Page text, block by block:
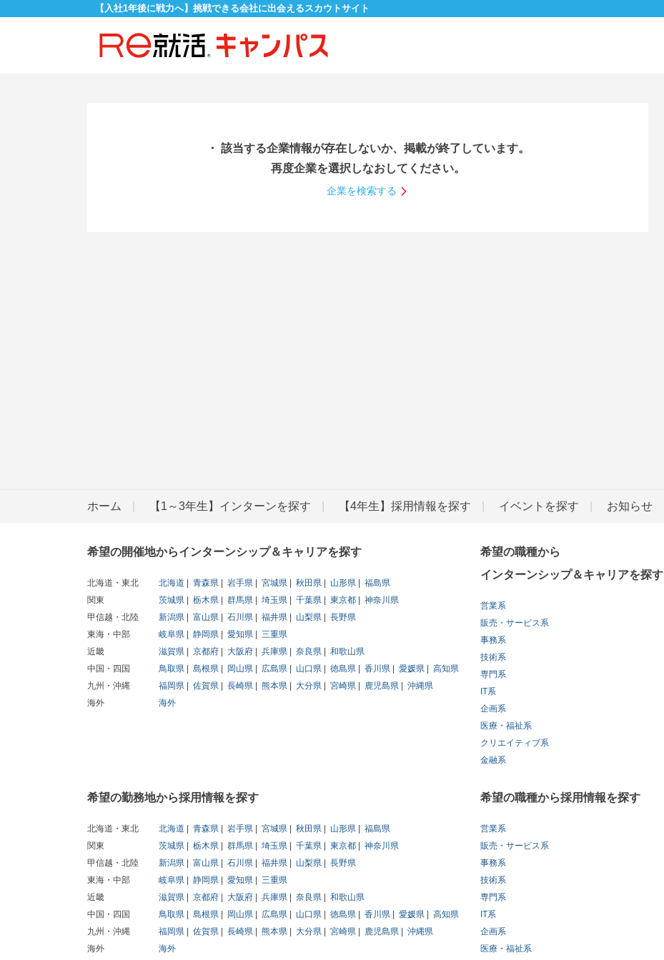
【入社1年後に戦力へ】挑戦できる会社に出会えるスカウトサイト
・ 該当する企業情報が存在しないか、掲載が終了しています。
再度企業を選択しなおしてください。
企業を検索する
ホーム 【1～3年生】インターンを探す 【4年生】採用情報を探す イベントを探す お知らせ
希望の開催地からインターンシップ＆キャリアを探す
北海道・東北 北海道 青森県 岩手県 宮城県 秋田県 山形県
福島県
関東
茨城県 栃木県 群馬県 埼玉県 千葉県 東京都
神奈川県
甲信越・北陸
新潟県 富山県 石川県 福井県 山梨県
長野県
東海・中部
岐阜県 静岡県 愛知県
三重県
近畿
滋賀県 京都府 大阪府 兵庫県 奈良県
和歌山県
中国・四国
鳥取県 島根県 岡山県 広島県 山口県 徳島県 香川県 愛媛県
高知県
九州・沖縄
福岡県 佐賀県 長崎県 熊本県 大分県 宮崎県 鹿児島県
沖縄県
海外
海外
希望の職種から
インターンシップ＆キャリアを探す
営業系
販売・サービス系
事務系
技術系
専門系
IT系
企画系
医療・福祉系
クリエイティブ系
金融系
希望の勤務地から採用情報を探す
北海道・東北 北海道 青森県 岩手県 宮城県 秋田県 山形県
福島県
関東
茨城県 栃木県 群馬県 埼玉県 千葉県 東京都
神奈川県
甲信越・北陸
新潟県 富山県 石川県 福井県 山梨県
長野県
東海・中部
岐阜県 静岡県 愛知県
三重県
近畿
滋賀県 京都府 大阪府 兵庫県 奈良県
和歌山県
中国・四国
鳥取県 島根県 岡山県 広島県 山口県 徳島県 香川県 愛媛県
高知県
九州・沖縄
福岡県 佐賀県 長崎県 熊本県 大分県 宮崎県 鹿児島県
沖縄県
海外
海外
希望の職種から採用情報を探す
営業系
販売・サービス系
事務系
技術系
専門系
IT系
企画系
医療・福祉系